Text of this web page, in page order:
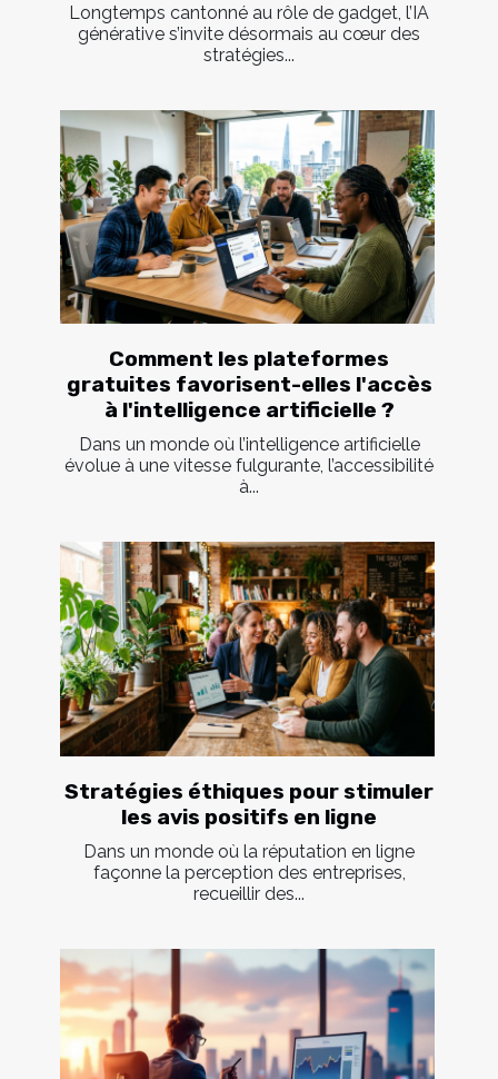
Longtemps cantonné au rôle de gadget, l’IA
générative s’invite désormais au cœur des
stratégies...
Comment les plateformes
gratuites favorisent-elles l'accès
à l'intelligence artificielle ?
Dans un monde où l’intelligence artificielle
évolue à une vitesse fulgurante, l’accessibilité
à...
Stratégies éthiques pour stimuler
les avis positifs en ligne
Dans un monde où la réputation en ligne
façonne la perception des entreprises,
recueillir des...